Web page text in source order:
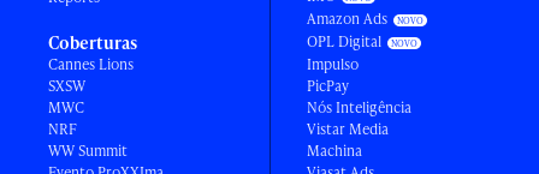
Coberturas
Cannes Lions
SXSW
MWC
NRF
WW Summit
Amazon Ads
OPL Digital
Impulso
PicPay
Nós Inteligência
Vistar Media
Machina